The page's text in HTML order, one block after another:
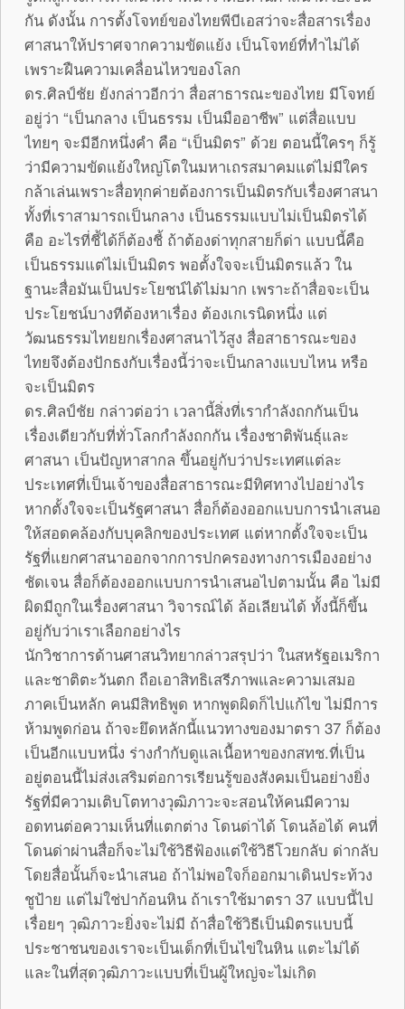
กัน ดังนั้น การตั้งโจทย์ของไทยพีบีเอสว่าจะสื่อสารเรื่อง
ศาสนาให้ปราศจากความขัดแย้ง เป็นโจทย์ที่ทำไม่ได้
เพราะฝืนความเคลื่อนไหวของโลก
ดร.ศิลป์ชัย ยังกล่าวอีกว่า สื่อสาธารณะของไทย มีโจทย์
อยู่ว่า “เป็นกลาง เป็นธรรม เป็นมืออาชีพ” แต่สื่อแบบ
ไทยๆ จะมีอีกหนึ่งคำ คือ “เป็นมิตร” ด้วย ตอนนี้ใครๆ ก็รู้
ว่ามีความขัดแย้งใหญ่โตในมหาเถรสมาคมแต่ไม่มีใคร
กล้าเล่นเพราะสื่อทุกค่ายต้องการเป็นมิตรกับเรื่องศาสนา
ทั้งที่เราสามารถเป็นกลาง เป็นธรรมแบบไม่เป็นมิตรได้
คือ อะไรที่ชี้ได้ก็ต้องชี้ ถ้าต้องด่าทุกสายก็ด่า แบบนี้คือ
เป็นธรรมแต่ไม่เป็นมิตร พอตั้งใจจะเป็นมิตรแล้ว ใน
ฐานะสื่อมันเป็นประโยชน์ได้ไม่มาก เพราะถ้าสื่อจะเป็น
ประโยชน์บางทีต้องหาเรื่อง ต้องเกเรนิดหนึ่ง แต่
วัฒนธรรมไทยยกเรื่องศาสนาไว้สูง สื่อสาธารณะของ
ไทยจึงต้องปักธงกับเรื่องนี้ว่าจะเป็นกลางแบบไหน หรือ
จะเป็นมิตร
ดร.ศิลป์ชัย กล่าวต่อว่า เวลานี้สิ่งที่เรากำลังถกกันเป็น
เรื่องเดียวกับที่ทั่วโลกกำลังถกกัน เรื่องชาติพันธุ์และ
ศาสนา เป็นปัญหาสากล ขึ้นอยู่กับว่าประเทศแต่ละ
ประเทศที่เป็นเจ้าของสื่อสาธารณะมีทิศทางไปอย่างไร
หากตั้งใจจะเป็นรัฐศาสนา สื่อก็ต้องออกแบบการนำเสนอ
ให้สอดคล้องกับบุคลิกของประเทศ แต่หากตั้งใจจะเป็น
รัฐที่แยกศาสนาออกจากการปกครองทางการเมืองอย่าง
ชัดเจน สื่อก็ต้องออกแบบการนำเสนอไปตามนั้น คือ ไม่มี
ผิดมีถูกในเรื่องศาสนา วิจารณ์ได้ ล้อเลียนได้ ทั้งนี้ก็ขึ้น
อยู่กับว่าเราเลือกอย่างไร
นักวิชาการด้านศาสนวิทยากล่าวสรุปว่า ในสหรัฐอเมริกา
และชาติตะวันตก ถือเอาสิทธิเสรีภาพและความเสมอ
ภาคเป็นหลัก คนมีสิทธิพูด หากพูดผิดก็ไปแก้ไข ไม่มีการ
ห้ามพูดก่อน ถ้าจะยึดหลักนี้แนวทางของมาตรา 37 ก็ต้อง
เป็นอีกแบบหนึ่ง ร่างกำกับดูแลเนื้อหาของกสทช.ที่เป็น
อยู่ตอนนี้ไม่ส่งเสริมต่อการเรียนรู้ของสังคมเป็นอย่างยิ่ง
รัฐที่มีความเติบโตทางวุฒิภาวะจะสอนให้คนมีความ
อดทนต่อความเห็นที่แตกต่าง โดนด่าได้ โดนล้อได้ คนที่
โดนด่าผ่านสื่อก็จะไม่ใช้วิธีฟ้องแต่ใช้วิธีโวยกลับ ด่ากลับ
โดยสื่อนั้นก็จะนำเสนอ ถ้าไม่พอใจก็ออกมาเดินประท้วง
ชูป้าย แต่ไม่ใช่ปาก้อนหิน ถ้าเราใช้มาตรา 37 แบบนี้ไป
เรื่อยๆ วุฒิภาวะยิ่งจะไม่มี ถ้าสื่อใช้วิธีเป็นมิตรแบบนี้
ประชาชนของเราจะเป็นเด็กที่เป็นไข่ในหิน แตะไม่ได้
และในที่สุดวุฒิภาวะแบบที่เป็นผู้ใหญ่จะไม่เกิด